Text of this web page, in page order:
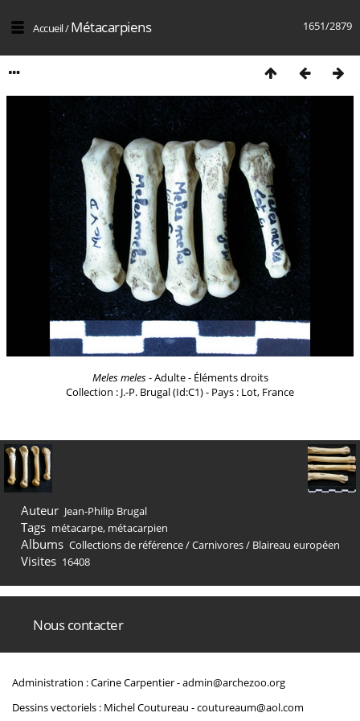
1651/2879
Accueil/Métacarpiens
Meles meles- Adulte - Éléments droits
Collection : J.-P. Brugal (Id:C1) - Pays : Lot, France
Auteur Jean-Philip Brugal
Tags métacarpe, métacarpien
Albums Collections de référence/Carnivores/ Blaireau européen
Visites 16408
Nous contacter
Administration : Carine Carpentier -admin@archezoo.org
Dessins vectoriels : Michel Coutureau -coutureaum@aol.com